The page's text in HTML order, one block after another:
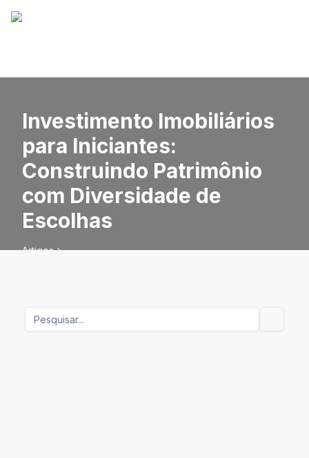
Investimento Imobiliários
para Iniciantes:
Construindo Patrimônio
com Diversidade de
Escolhas
Artigos